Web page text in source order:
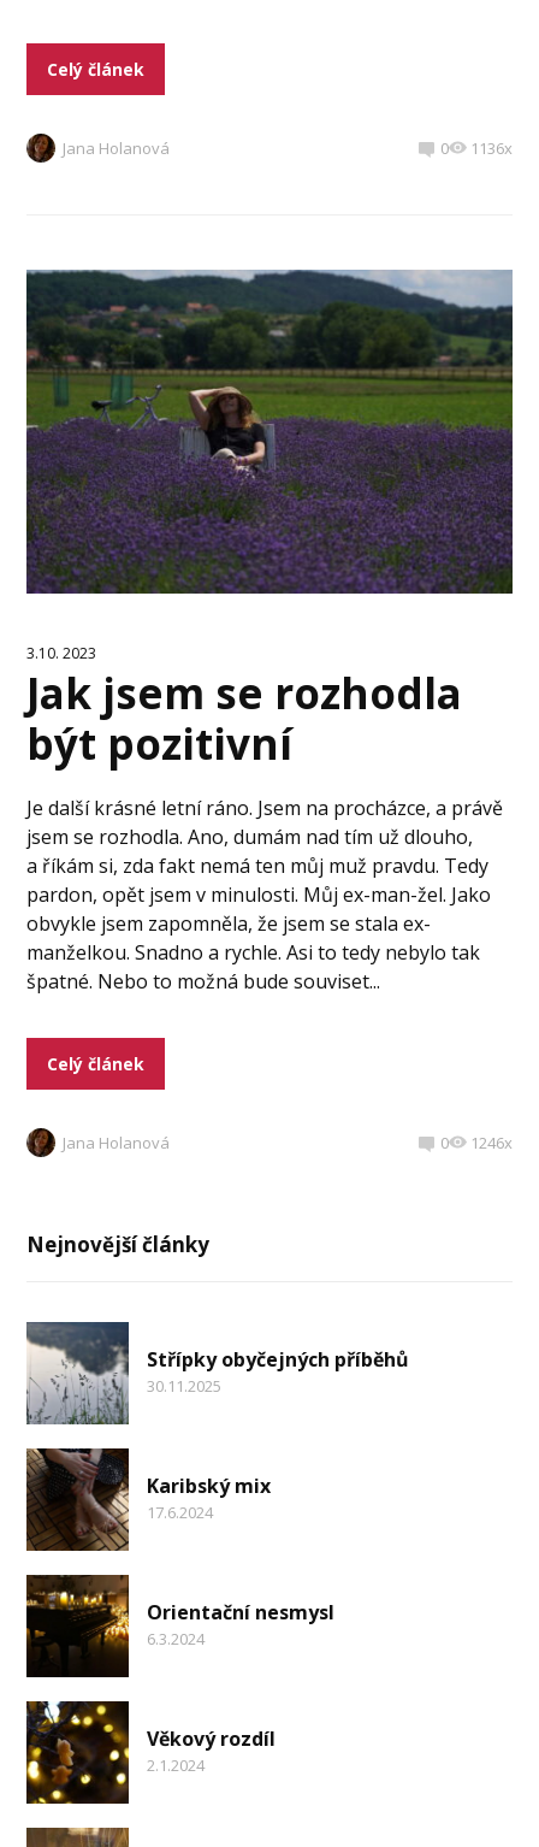
Celý článek
Jana Holanová 0 1136x
3.10. 2023
Jak jsem se rozhodla
být pozitivní
Je další krásné letní ráno. Jsem na procházce, a právě
jsem se rozhodla. Ano, dumám nad tím už dlouho,
a říkám si, zda fakt nemá ten můj muž pravdu. Tedy
pardon, opět jsem v minulosti. Můj ex-man-žel. Jako
obvykle jsem zapomněla, že jsem se stala ex-
manželkou. Snadno a rychle. Asi to tedy nebylo tak
špatné. Nebo to možná bude souviset...
Celý článek
Jana Holanová 0 1246x
Nejnovější články
Střípky obyčejných příběhů
30.11.2025
Karibský mix
17.6.2024
Orientační nesmysl
6.3.2024
Věkový rozdíl
2.1.2024